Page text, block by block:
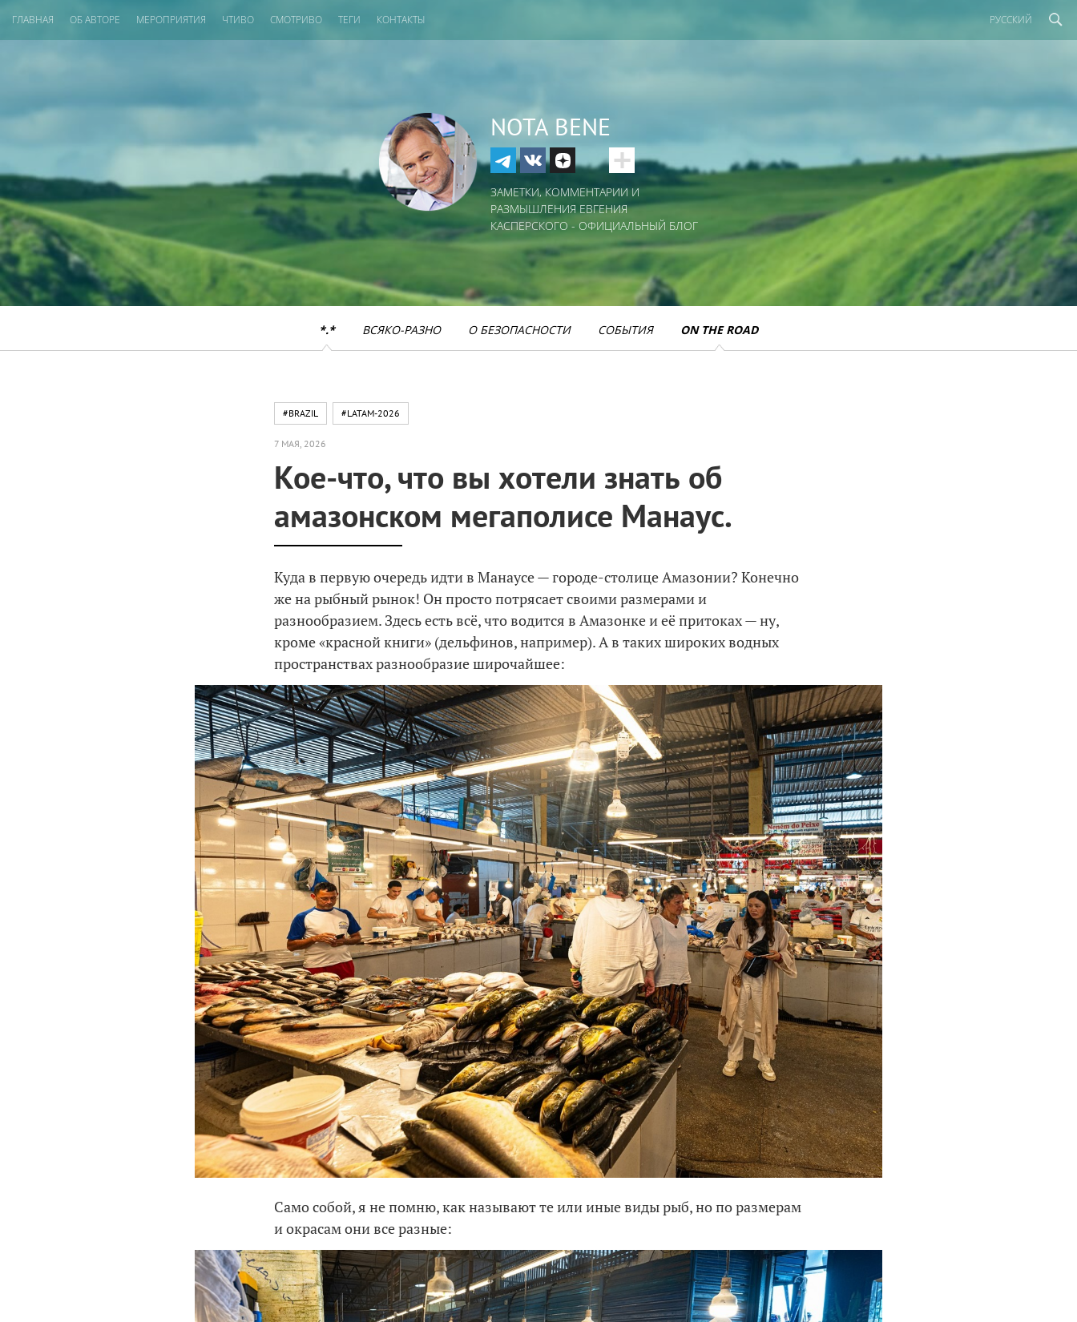
ГЛАВНАЯ ОБ АВТОРЕ МЕРОПРИЯТИЯ ЧТИВО СМОТРИВО ТЕГИ КОНТАКТЫ РУССКИЙ
NOTA BENE
ЗАМЕТКИ, КОММЕНТАРИИ И
РАЗМЫШЛЕНИЯ ЕВГЕНИЯ
КАСПЕРСКОГО - ОФИЦИАЛЬНЫЙ БЛОГ
*.* ВСЯКО-РАЗНО О БЕЗОПАСНОСТИ СОБЫТИЯ ON THE ROAD
#BRAZIL #LATAM-2026
7 МАЯ, 2026
Кое-что, что вы хотели знать об
амазонском мегаполисе Манаус.
Куда в первую очередь идти в Манаусе — городе-столице Амазонии? Конечно
же на рыбный рынок! Он просто потрясает своими размерами и
разнообразием. Здесь есть всё, что водится в Амазонке и её притоках — ну,
кроме «красной книги» (дельфинов, например). А в таких широких водных
пространствах разнообразие широчайшее:
Само собой, я не помню, как называют те или иные виды рыб, но по размерам
и окрасам они все разные: